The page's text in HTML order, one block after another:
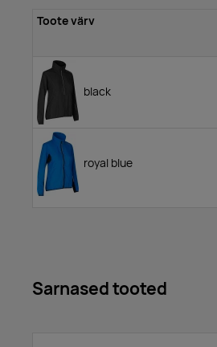
Toote värv
black
royal blue
Sarnased tooted